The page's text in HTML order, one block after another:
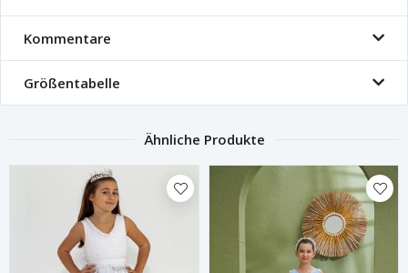
Kommentare
Größentabelle
Ähnliche Produkte